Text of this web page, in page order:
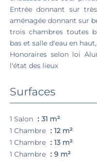
Entrée donnant sur
aménagée donnant sur
trois chambres toutes
bas et salle d'eau en
Honoraires selon loi
l'état des lieux
Surfaces
1 Salon
31 m²
1 Chambre
12 m²
1 Chambre
13 m²
1 Chambre
9 m²